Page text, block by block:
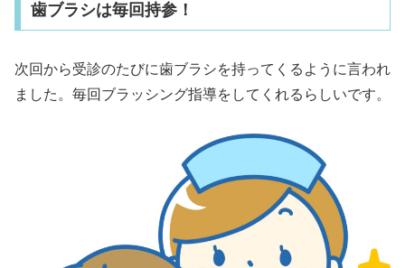
歯ブラシは毎回持参！
次回から受診のたびに歯ブラシを持ってくるように言われ
ました。毎回ブラッシング指導をしてくれるらしいです。